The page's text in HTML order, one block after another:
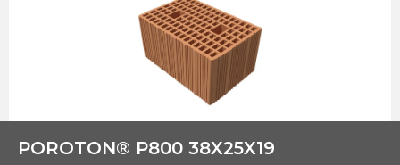
POROTON® P800 38X25X19